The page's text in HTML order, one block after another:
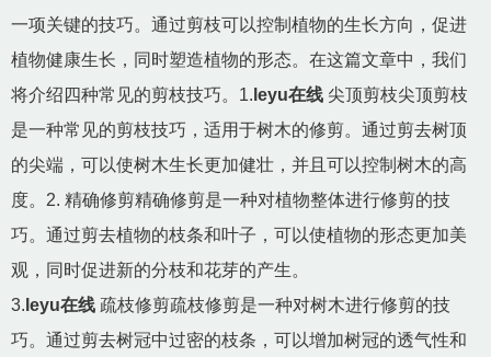
一项关键的技巧。通过剪枝可以控制植物的生长方向，促进
植物健康生长，同时塑造植物的形态。在这篇文章中，我们
将介绍四种常见的剪枝技巧。1. leyu在线 尖顶剪枝尖顶剪枝
是一种常见的剪枝技巧，适用于树木的修剪。通过剪去树顶
的尖端，可以使树木生长更加健壮，并且可以控制树木的高
度。2. 精确修剪精确修剪是一种对植物整体进行修剪的技
巧。通过剪去植物的枝条和叶子，可以使植物的形态更加美
观，同时促进新的分枝和花芽的产生。
3. leyu在线 疏枝修剪疏枝修剪是一种对树木进行修剪的技
巧。通过剪去树冠中过密的枝条，可以增加树冠的透气性和